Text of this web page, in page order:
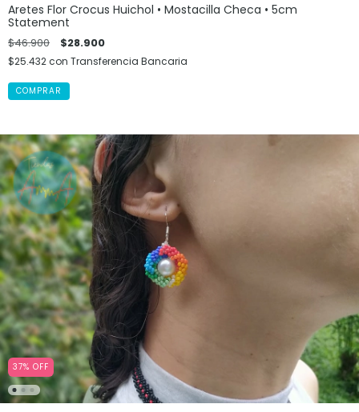
Aretes Flor Crocus Huichol • Mostacilla Checa • 5cm
Statement
$46.900 $28.900
$25.432con Transferencia Bancaria
37% OFF